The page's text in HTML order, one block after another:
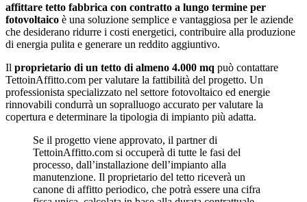
affittare tetto fabbrica con contratto a lungo termine per
fotovoltaico è una soluzione semplice e vantaggiosa per le aziende
che desiderano ridurre i costi energetici, contribuire alla produzione
di energia pulita e generare un reddito aggiuntivo.
Il proprietario di un tetto di almeno 4.000 mq può contattare
TettoinAffitto.com per valutare la fattibilità del progetto. Un
professionista specializzato nel settore fotovoltaico ed energie
rinnovabili condurrà un sopralluogo accurato per valutare la
copertura e determinare la tipologia di impianto più adatta.
Se il progetto viene approvato, il partner di
TettoinAffitto.com si occuperà di tutte le fasi del
processo, dall’installazione dell’impianto alla
manutenzione. Il proprietario del tetto riceverà un
canone di affitto periodico, che potrà essere una cifra